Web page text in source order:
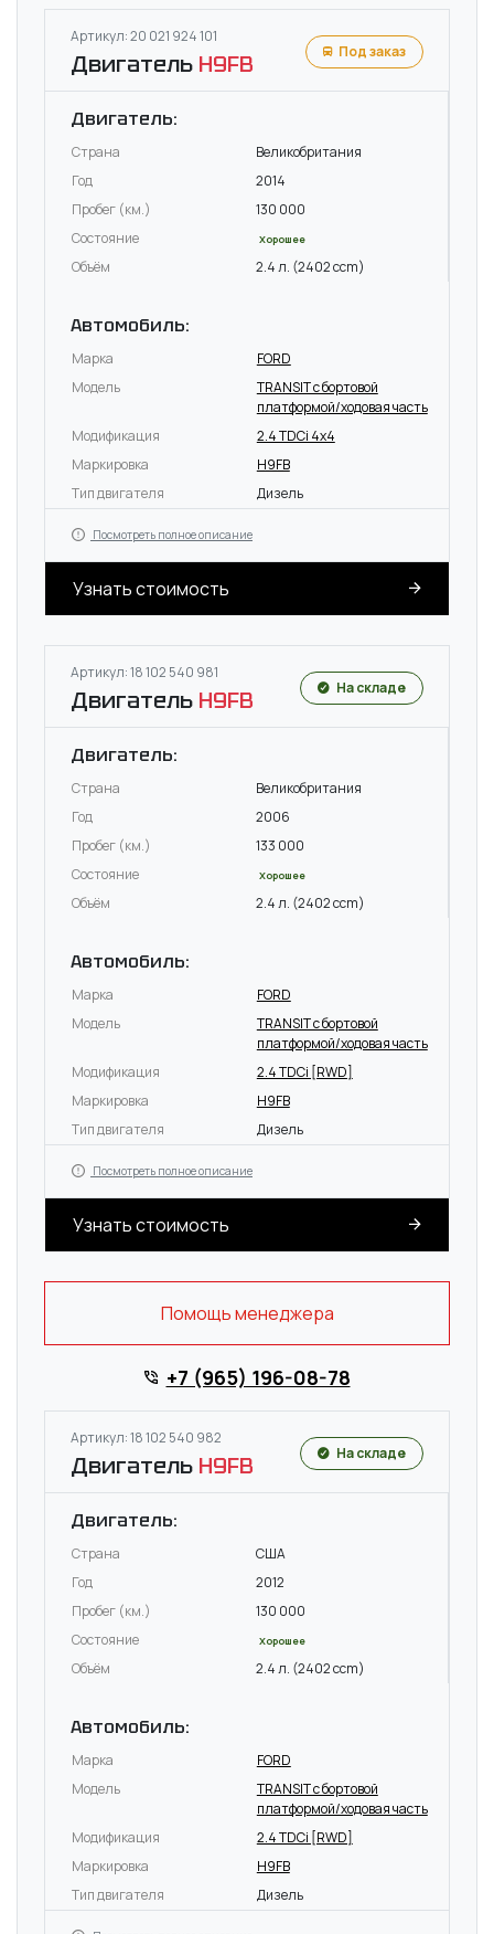
Артикул: 20 021 924 101
Двигатель H9FB Под заказ
Двигатель:
Страна
Великобритания
Год
2014
Пробег (км.)
130 000
Состояние
Хорошее
Объём 2.4 л. (2402 ccm)
Автомобиль:
Марка
FORD
Модель
TRANSIT c бортовой
платформой/ходовая часть
Модификация
2.4 TDCi 4x4
Маркировка
H9FB
Тип двигателя
Дизель
Посмотреть полное описание
Узнать стоимость
Артикул: 18 102 540 981
Двигатель H9FB На складе
Двигатель:
Страна
Великобритания
Год
2006
Пробег (км.)
133 000
Состояние
Хорошее
Объём 2.4 л. (2402 ccm)
Автомобиль:
Марка
FORD
Модель
TRANSIT c бортовой
платформой/ходовая часть
Модификация
2.4 TDCi [RWD]
Маркировка
H9FB
Тип двигателя
Дизель
Посмотреть полное описание
Узнать стоимость
Помощь менеджера
+7 (965) 196-08-78
Артикул: 18 102 540 982
Двигатель H9FB На складе
Двигатель:
Страна
США
Год
2012
Пробег (км.)
130 000
Состояние
Хорошее
Объём 2.4 л. (2402 ccm)
Автомобиль:
Марка
FORD
Модель
TRANSIT c бортовой
платформой/ходовая часть
Модификация
2.4 TDCi [RWD]
Маркировка
H9FB
Тип двигателя
Дизель